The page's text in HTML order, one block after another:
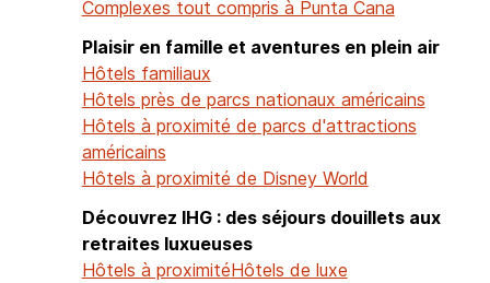
Complexes tout compris à Punta Cana
Plaisir en famille et aventures en plein air
Hôtels familiaux
Hôtels près de parcs nationaux américains
Hôtels à proximité de parcs d'attractions
américains
Hôtels à proximité de Disney World
Découvrez IHG : des séjours douillets aux
retraites luxueuses
Hôtels à proximitéHôtels de luxe